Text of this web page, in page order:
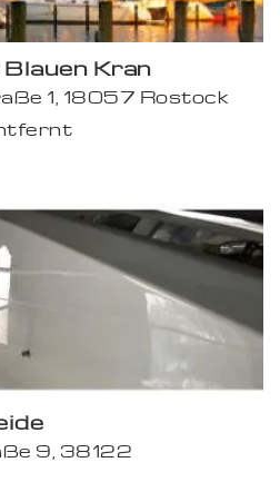
Kran
1, 18057 Rostock
9, 38122